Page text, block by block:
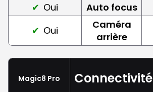
Oui
Auto focus
Oui
Caméra
arrière
Magic8 Pro Connectivité